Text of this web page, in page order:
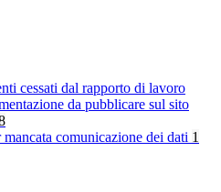
cessati dal rapporto di lavoro
da pubblicare sul sito
mancata comunicazione dei dati 1